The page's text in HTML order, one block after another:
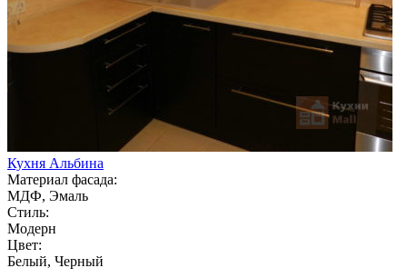
Кухня Альбина
Материал фасада:
МДФ, Эмаль
Стиль:
Модерн
Цвет:
Белый, Черный